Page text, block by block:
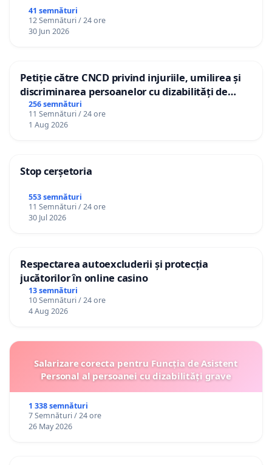
41 semnături
12 Semnături / 24 ore
30 Jun 2026
Petiție către CNCD privind injuriile, umilirea și
discriminarea persoanelor cu dizabilități de
către utilizatorul TikTok „Gorici”
256 semnături
11 Semnături / 24 ore
1 Aug 2026
Stop cerșetoria
553 semnături
11 Semnături / 24 ore
30 Jul 2026
Respectarea autoexcluderii și protecția
jucătorilor în online casino
13 semnături
10 Semnături / 24 ore
4 Aug 2026
Salarizare corecta pentru Funcția de Asistent
Personal al persoanei cu dizabilități grave
1 338 semnături
7 Semnături / 24 ore
26 May 2026